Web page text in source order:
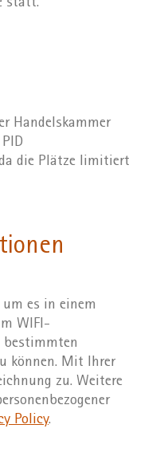
statt.
Handelskammer
die Plätze limitiert
es in einem
WIFI-
bestimmten
können. Mit Ihrer
zu. Weitere
Policy.